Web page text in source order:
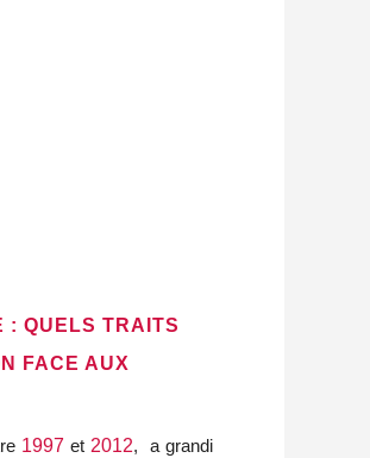
: QUELS TRAITS
FACE AUX
1997 et 2012, a grandi